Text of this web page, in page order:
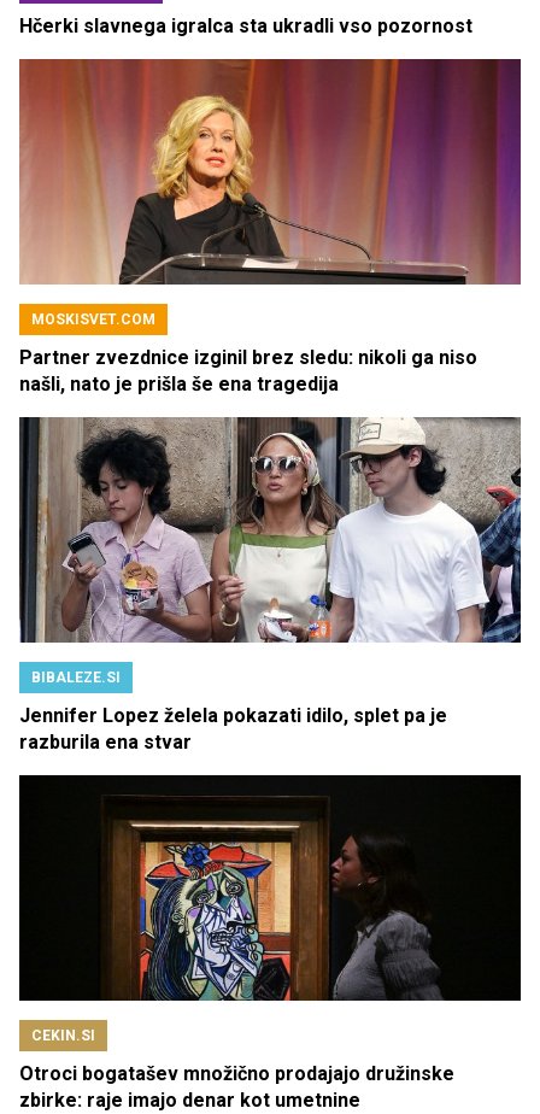
Hčerki slavnega igralca sta ukradli vso pozornost
MOSKISVET.COM
Partner zvezdnice izginil brez sledu: nikoli ga niso
našli, nato je prišla še ena tragedija
BIBALEZE.SI
Jennifer Lopez želela pokazati idilo, splet pa je
razburila ena stvar
CEKIN.SI
Otroci bogatašev množično prodajajo družinske
zbirke: raje imajo denar kot umetnine